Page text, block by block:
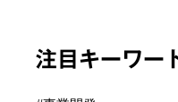
注目キーワー